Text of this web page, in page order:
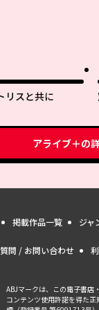
リスと共に
アライブ＋の
掲載作品一覧 ジャ
問 / お問い合わせ
ABJマークは、この電子書店
コンテンツ使用許諾を得た